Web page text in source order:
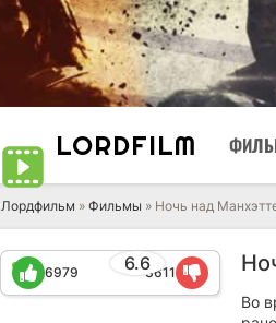
LORDFILM
Лордфильм » Фильмы » Ночь над
6.6
6979 3611
Во